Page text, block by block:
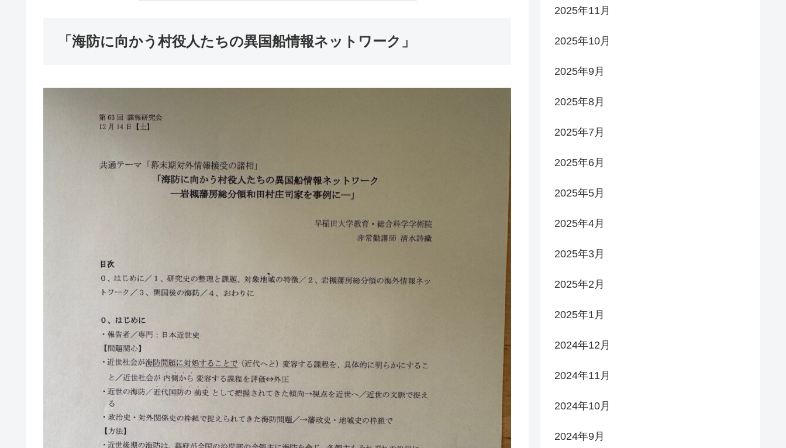
「海防に向かう村役人たちの異国船情報ネットワーク」
2025年11月
2025年10月
2025年9月
2025年8月
2025年7月
2025年6月
2025年5月
2025年4月
2025年3月
2025年2月
2025年1月
2024年12月
2024年11月
2024年10月
2024年9月